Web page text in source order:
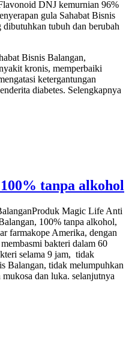
DNJ kemurnian 96%
gula Sahabat Bisnis
tubuh dan berubah
Bisnis Balangan,
kronis, memperbaiki
ketergantungan
diabetes. Selengkapnya
tanpa alkohol
Produk Magic Life Anti
100% tanpa alkohol,
farmakope Amerika, dengan
bakteri dalam 60
selama 9 jam, tidak
Balangan, tidak melumpuhkan
dan luka. selanjutnya